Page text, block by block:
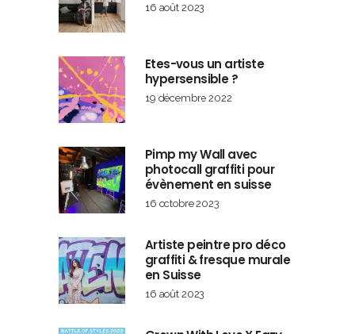
16 août 2023
Etes-vous un artiste
hypersensible ?
19 décembre 2022
Pimp my Wall avec
photocall graffiti pour
évènement en suisse
16 octobre 2023
Artiste peintre pro déco
graffiti & fresque murale
en Suisse
16 août 2023